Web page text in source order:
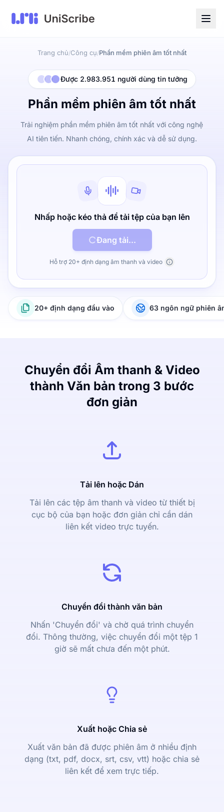
Trang chủ/Công cụ/Phần mềm phiên âm tốt nhất
Được 2.983.951 người dùng tin tưởng
Phần mềm phiên âm tốt nhất
Trải nghiệm phần mềm phiên âm tốt nhất với công nghệ
AI tiên tiến. Nhanh chóng, chính xác và dễ sử dụng.
Nhấp hoặc kéo thả để tải tệp của bạn lên
Đang tải...
Hỗ trợ 20+ định dạng âm thanh và video
20+ định dạng đầu vào 63 ngôn ngữ phiên
Chuyển đổi Âm thanh & Video
thành Văn bản trong 3 bước
đơn giản
Tải lên hoặc Dán
Tải lên các tệp âm thanh và video từ thiết bị
cục bộ của bạn hoặc đơn giản chỉ cần dán
liên kết video trực tuyến.
Chuyển đổi thành văn bản
Nhấn 'Chuyển đổi' và chờ quá trình chuyển
đổi. Thông thường, việc chuyển đổi một tệp 1
giờ sẽ mất chưa đến một phút.
Xuất hoặc Chia sẻ
Xuất văn bản đã được phiên âm ở nhiều định
dạng (txt, pdf, docx, srt, csv, vtt) hoặc chia sẻ
liên kết để xem trực tiếp.